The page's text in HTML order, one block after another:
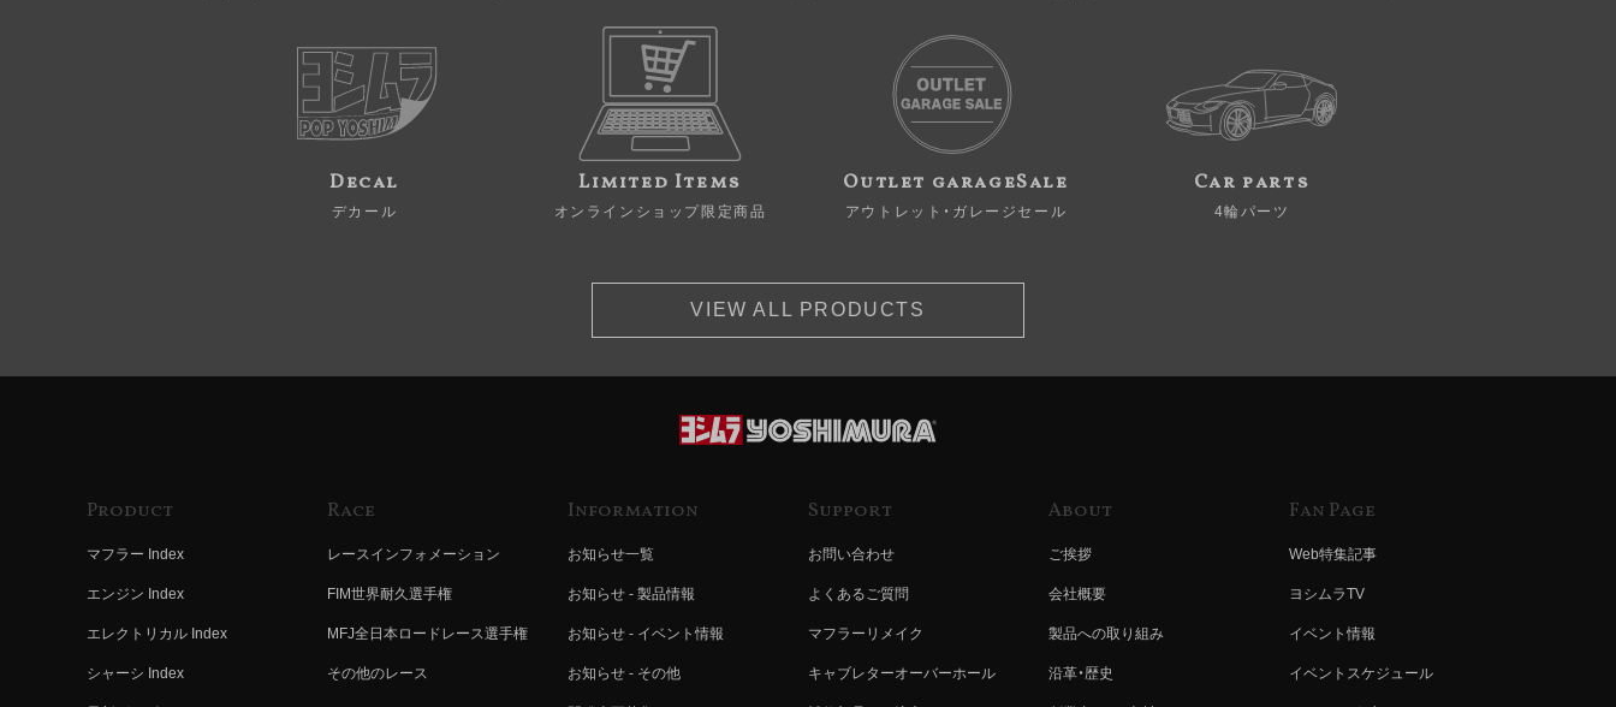
Decal
デカール
Limited Items
オンラインショップ限定商品
Outlet garageSale
アウトレット・ガレージセール
Car parts
4輪パーツ
VIEW ALL PRODUCTS
Product
マフラー Index
エンジン Index
エレクトリカル Index
シャーシ Index
Race
レースインフォメーション
FIM世界耐久選手権
MFJ全日本ロードレース選手権
その他のレース
Information
お知らせ一覧
お知らせ - 製品情報
お知らせ - イベント情報
お知らせ - その他
Support
お問い合わせ
よくあるご質問
マフラーリメイク
キャブレターオーバーホール
About
ご挨拶
会社概要
製品への取り組み
沿革・歴史
Fan Page
Web特集記事
ヨシムラTV
イベント情報
イベントスケジュール